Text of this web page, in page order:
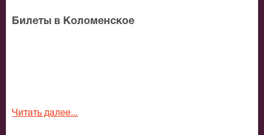
Билеты в Коломенское
Читать далее...